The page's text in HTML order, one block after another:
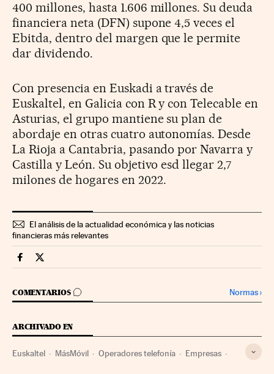
400 millones, hasta 1.606 millones. Su deuda
financiera neta (DFN) supone 4,5 veces el
Ebitda, dentro del margen que le permite
dar dividendo.
Con presencia en Euskadi a través de
Euskaltel, en Galicia con R y con Telecable en
Asturias, el grupo mantiene su plan de
abordaje en otras cuatro autonomías. Desde
La Rioja a Cantabria, pasando por Navarra y
Castilla y León. Su objetivo esd llegar 2,7
milones de hogares en 2022.
El análisis de la actualidad económica y las noticias
financieras más relevantes
Companias Cinco Días en Facebook
Companias Cinco Días en Twitter
COMENTARIOS
IR A LOS COMENTARIOS Normas›
ARCHIVADO EN
Euskaltel MásMóvil Operadores telefonía Empresas